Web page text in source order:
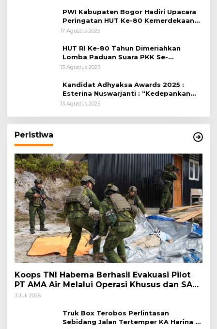
PWI Kabupaten Bogor Hadiri Upacara
Peringatan HUT Ke-80 Kemerdekaan
RI, di Lapangan Tegar Beriman
17 Agustus 2025
HUT RI Ke-80 Tahun Dimeriahkan
Lomba Paduan Suara PKK Se-
Kabupaten Bogor
13 Agustus 2025
Kandidat Adhyaksa Awards 2025 :
Esterina Nuswarjanti : “Kedepankan
Keadilan Restoratif Wujudkan
13 Agustus 2025
Peristiwa
Koops TNI Habema Berhasil Evakuasi Pilot
PT AMA Air Melalui Operasi Khusus dan SAR
Taktis
3 Juli 2026
Truk Box Terobos Perlintasan
Sebidang Jalan Tertemper KA Harina di